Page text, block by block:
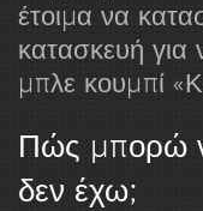
έτοιμα να
κατασκευή για
μπλε κουμπί
Πώς μπορώ
δεν έχω;